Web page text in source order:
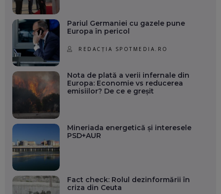
Pariul Germaniei cu gazele pune
Europa în pericol
REDACȚIA SPOTMEDIA.RO
Nota de plată a verii infernale din
Europa: Economie vs reducerea
emisiilor? De ce e greșit
Mineriada energetică și interesele
PSD+AUR
Fact check: Rolul dezinformării în
criza din Ceuta